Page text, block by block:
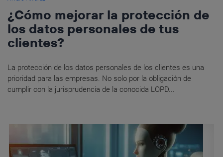
¿Cómo mejorar la protección de
los datos personales de tus
clientes?
La protección de los datos personales de los clientes es una
prioridad para las empresas. No solo por la obligación de
cumplir con la jurisprudencia de la conocida LOPD...